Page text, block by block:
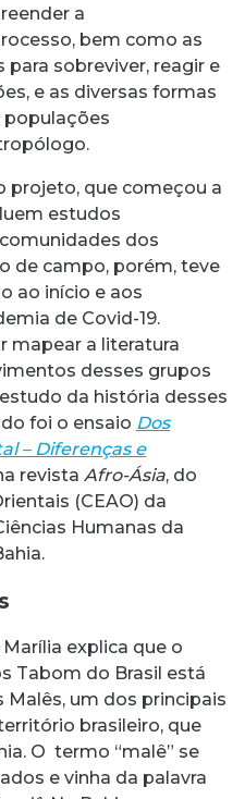
a
bem como as
sobreviver, reagir e
e as diversas formas
populações
projeto, que começou a
estudos
dos
de campo, porém, teve
ao início e aos
de Covid-19.
mapear a literatura
desses grupos
da história desses
foi o ensaio Dos
– Diferenças e
revista Afro-Ásia, do
(CEAO) da
Humanas da
explica que o
Tabom do Brasil está
um dos principais
brasileiro, que
O termo “malê” se
e vinha da palavra